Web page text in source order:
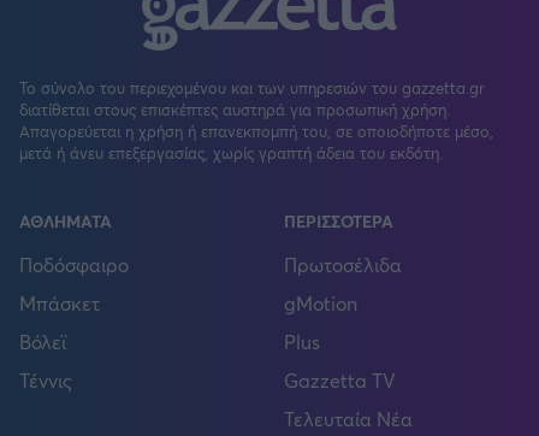
Το σύνολο του περιεχομένου και των υπηρεσιών του gazzetta.gr
διατίθεται στους επισκέπτες αυστηρά για προσωπική χρήση.
Απαγορεύεται η χρήση ή επανεκπομπή του, σε οποιοδήποτε μέσο,
μετά ή άνευ επεξεργασίας, χωρίς γραπτή άδεια του εκδότη.
ΑΘΛΗΜΑΤΑ
Ποδόσφαιρο
Μπάσκετ
Βόλεϊ
Τέννις
ΠΕΡΙΣΣΟΤΕΡΑ
Πρωτοσέλιδα
gMotion
Plus
Gazzetta TV
Τελευταία Νέα